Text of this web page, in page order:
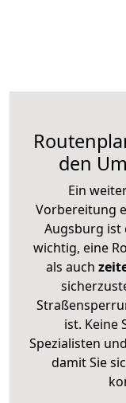
den
Ein
Vorbereitung
Augsburg ist
wichtig, eine
als auch
ist. Keine
Spezialisten
damit Sie